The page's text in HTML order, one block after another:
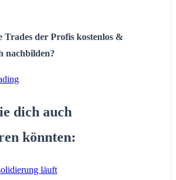
Trades der Profis kostenlos &
nachbilden?
dich auch
könnten:
läuft